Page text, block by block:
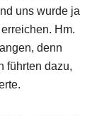
uns wurde ja
Hm.
denn
führten dazu,